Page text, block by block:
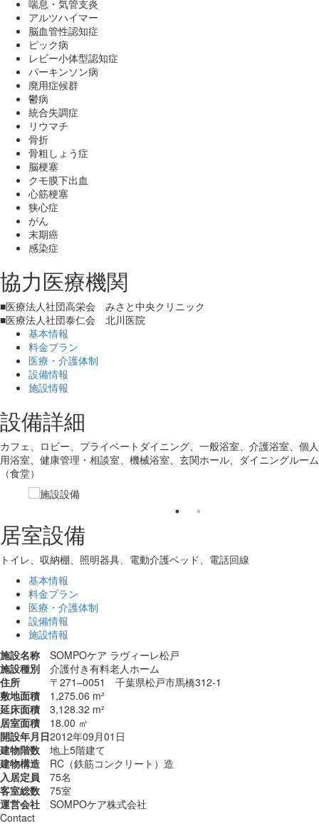
喘息・気管支炎
アルツハイマー
脳血管性認知症
ピック病
レビー小体型認知症
パーキンソン病
廃用症候群
鬱病
統合失調症
リウマチ
骨折
骨粗しょう症
脳梗塞
クモ膜下出血
心筋梗塞
狭心症
がん
末期癌
感染症
協力医療機関
■医療法人社団高栄会 みさと中央クリニック
■医療法人社団泰仁会 北川医院
基本情報
料金プラン
医療・介護体制
設備情報
施設情報
設備詳細
カフェ、ロビー、プライベートダイニング、一般浴室、介護浴室、個人
用浴室、健康管理・相談室、機械浴室、玄関ホール、ダイニングルーム
（食堂）
居室設備
トイレ、収納棚、照明器具、電動介護ベッド、電話回線
基本情報
料金プラン
医療・介護体制
設備情報
施設情報
施設名称
SOMPOケア ラヴィーレ松戸
施設種別
介護付き有料老人ホーム
住所
〒271‒0051 千葉県松戸市馬橋312-1
敷地面積
1,275.06 m²
延床面積
3,128.32 m²
居室面積
18.00 ㎡
開設年月日2012年09月01日
建物階数
地上5階建て
建物構造
RC（鉄筋コンクリート）造
入居定員
75名
客室総数
75室
運営会社
SOMPOケア株式会社
Contact